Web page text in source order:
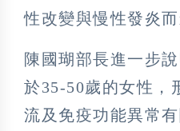
性改變與慢性發炎而
陳國瑚部長進一步
於35-50歲的女性，
流及免疫功能異常